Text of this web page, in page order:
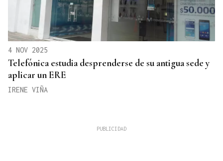
4 NOV 2025
Telefónica estudia desprenderse de su antigua sede y
aplicar un ERE
IRENE VIÑA